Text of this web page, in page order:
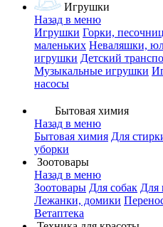
Игрушки
Назад в меню
Игрушки Горки,
маленьких Неваляшки,
игрушки Детский
Музыкальные игрушки
насосы
Бытовая химия
Назад в меню
Бытовая химия Для
уборки
Зоотовары
Назад в меню
Зоотовары Для собак Для
Лежанки, домики
Ветаптека